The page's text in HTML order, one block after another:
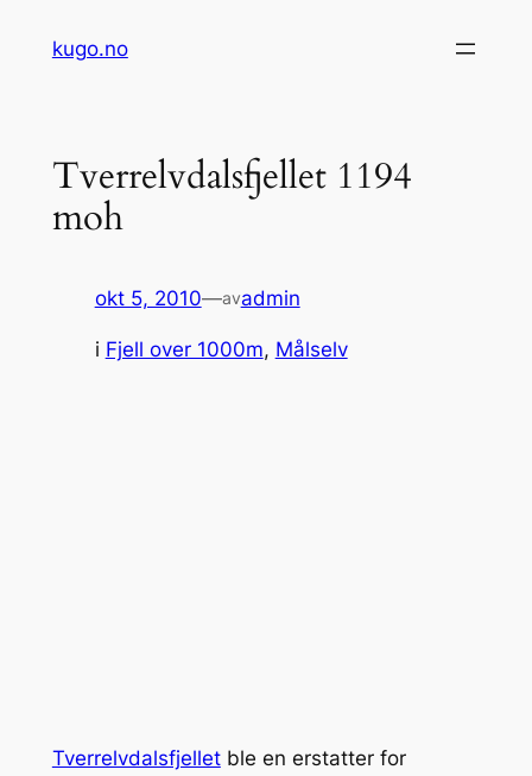
kugo.no
Tverrelvdalsfjellet 1194
moh
okt 5, 2010—avadmin
i Fjell over 1000m, Målselv
Tverrelvdalsfjelletble en erstatter for